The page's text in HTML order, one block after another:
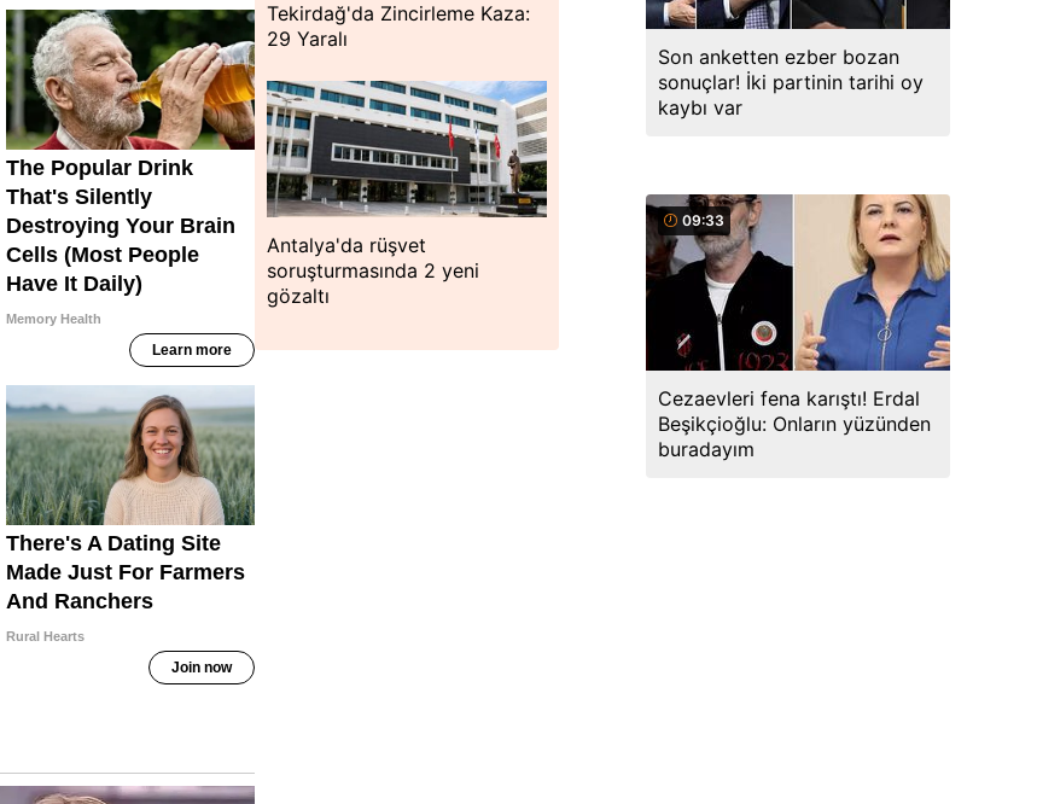
Tekirdağ'da Zincirleme Kaza:
29 Yaralı
Antalya'da rüşvet
soruşturmasında 2 yeni
gözaltı
Son anketten ezber bozan
sonuçlar! İki partinin tarihi oy
kaybı var
09:33
Cezaevleri fena karıştı! Erdal
Beşikçioğlu: Onların yüzünden
buradayım